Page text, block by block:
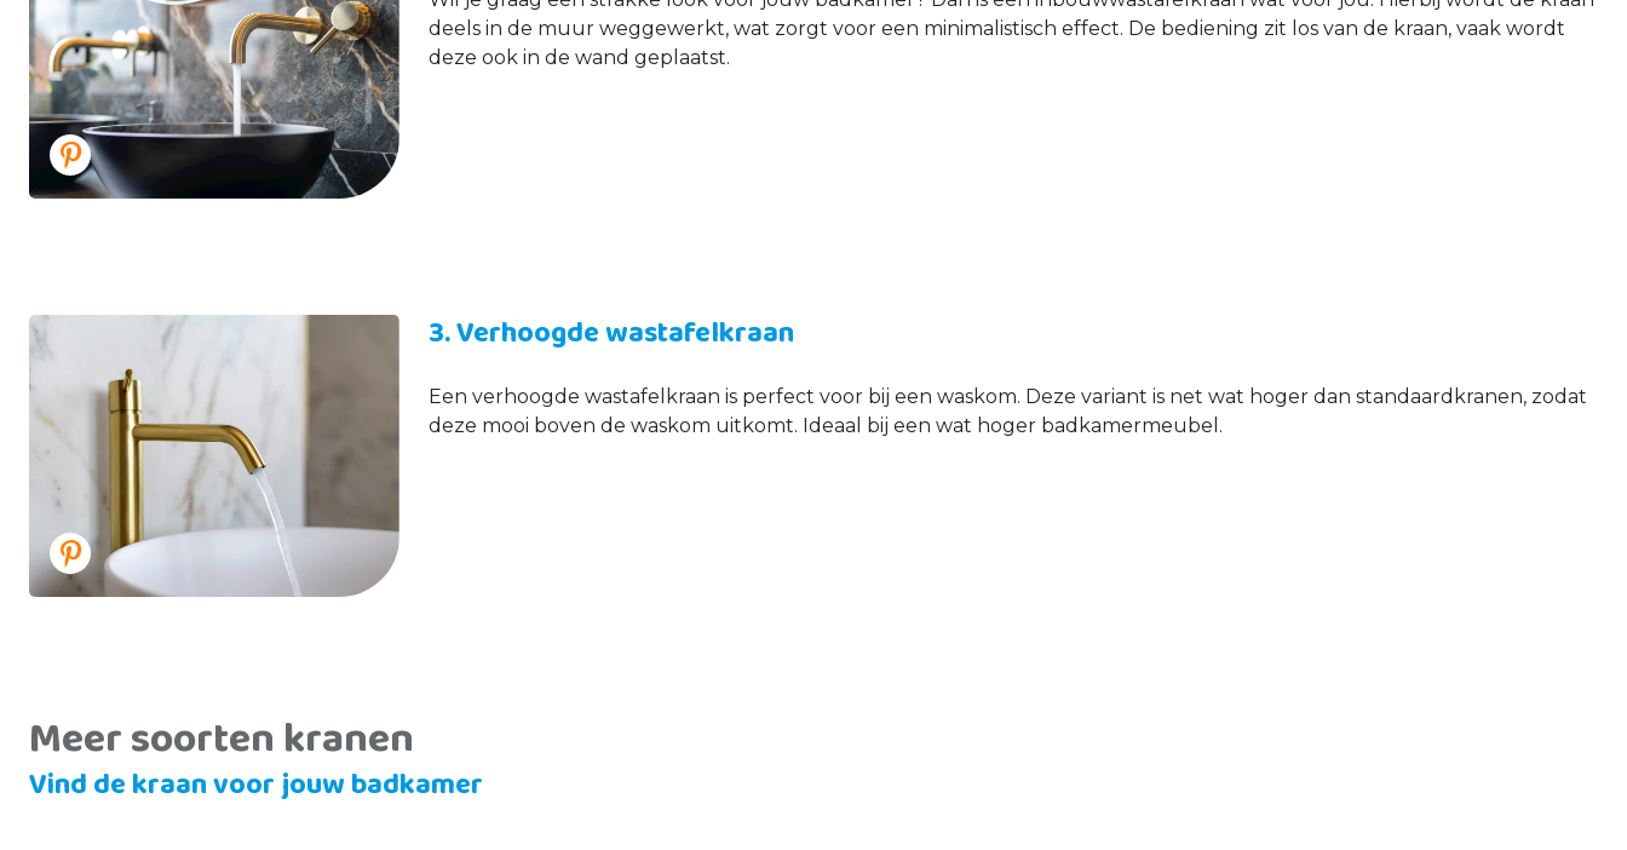
deels in de muur weggewerkt, wat zorgt voor een minimalistisch effect. De bediening zit los van de kraan, vaak wordt
deze ook in de wand geplaatst.
3. Verhoogde wastafelkraan
Een verhoogde wastafelkraan is perfect voor bij een waskom. Deze variant is net wat hoger dan standaardkranen, zodat
deze mooi boven de waskom uitkomt. Ideaal bij een wat hoger badkamermeubel.
Meer soorten kranen
Vind de kraan voor jouw badkamer